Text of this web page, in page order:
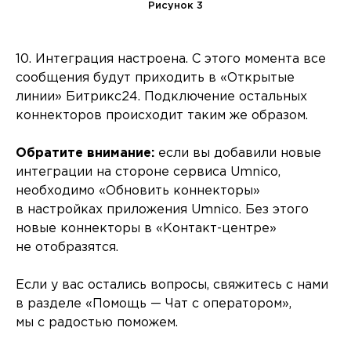
Рисунок 3
10. Интеграция настроена. С этого момента все
сообщения будут приходить в «Открытые
линии» Битрикс24. Подключение остальных
коннекторов происходит таким же образом.
Обратите внимание: если вы добавили новые
интеграции на стороне сервиса Umnico,
необходимо «Обновить коннекторы»
в настройках приложения Umnico. Без этого
новые коннекторы в «Контакт-центре»
не отобразятся.
Если у вас остались вопросы, свяжитесь с нами
в разделе «Помощь — Чат с оператором»,
мы с радостью поможем.